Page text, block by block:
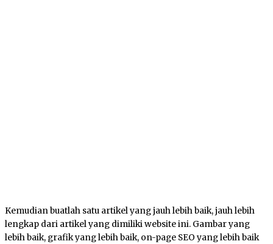
Kemudian buatlah satu artikel yang jauh lebih baik, jauh lebih
lengkap dari artikel yang dimiliki website ini. Gambar yang
lebih baik, grafik yang lebih baik, on-page SEO yang lebih baik